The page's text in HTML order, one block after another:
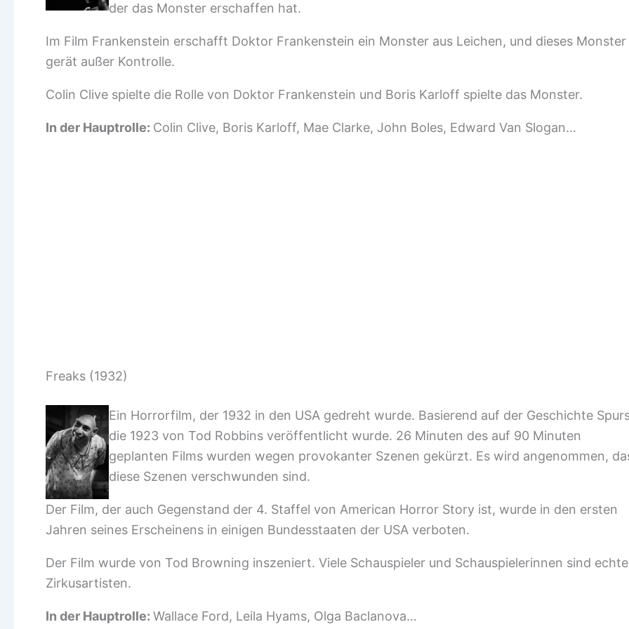
der das Monster erschaffen hat.
Im Film Frankenstein erschafft Doktor Frankenstein ein Monster aus Leichen, und dieses Monster
gerät außer Kontrolle.
Colin Clive spielte die Rolle von Doktor Frankenstein und Boris Karloff spielte das Monster.
In der Hauptrolle: Colin Clive, Boris Karloff, Mae Clarke, John Boles, Edward Van Slogan…
Freaks (1932)
Ein Horrorfilm, der 1932 in den USA gedreht wurde. Basierend auf der Geschichte
die 1923 von Tod Robbins veröffentlicht wurde. 26 Minuten des auf 90 Minuten
geplanten Films wurden wegen provokanter Szenen gekürzt. Es wird angenommen,
diese Szenen verschwunden sind.
Der Film, der auch Gegenstand der 4. Staffel von American Horror Story ist, wurde in den ersten
Jahren seines Erscheinens in einigen Bundesstaaten der USA verboten.
Der Film wurde von Tod Browning inszeniert. Viele Schauspieler und Schauspielerinnen sind echte
Zirkusartisten.
In der Hauptrolle: Wallace Ford, Leila Hyams, Olga Baclanova…